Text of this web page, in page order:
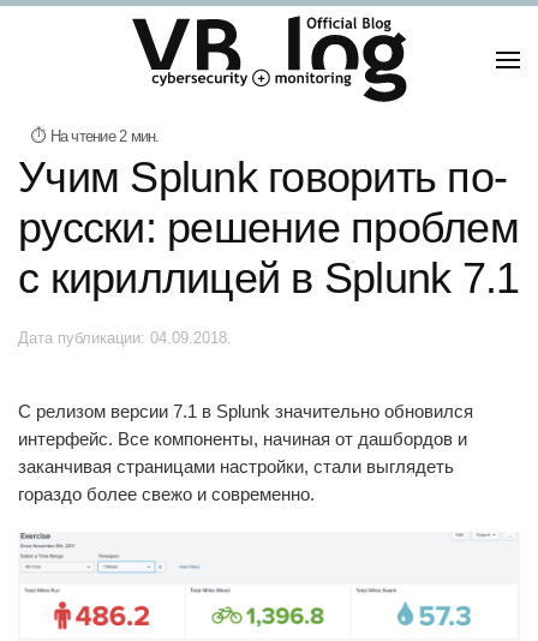
Учим Splunk говорить по-
русски: решение проблем
с кириллицей в Splunk 7.1
Дата публикации: 04.09.2018.
С релизом версии 7.1 в Splunk значительно обновился
интерфейс. Все компоненты, начиная от дашбордов и
заканчивая страницами настройки, стали выглядеть
гораздо более свежо и современно.